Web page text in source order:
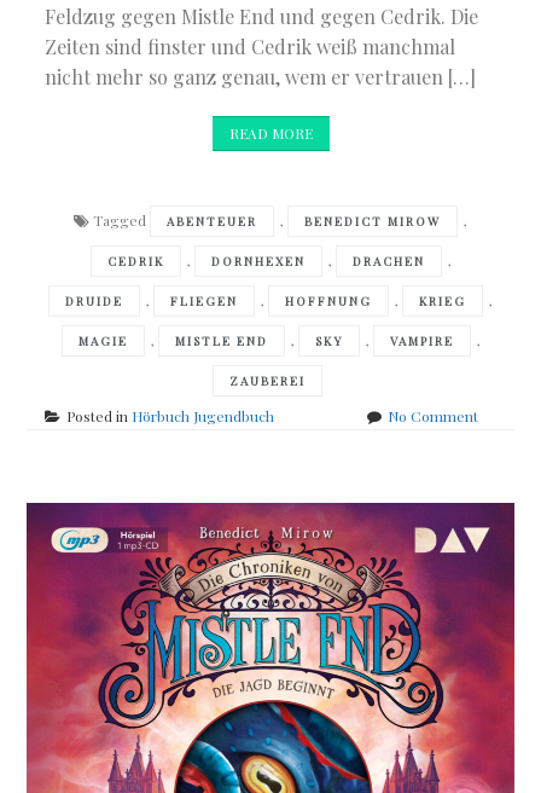
Feldzug gegen Mistle End und gegen Cedrik. Die
Zeiten sind finster und Cedrik weiß manchmal
nicht mehr so ganz genau, wem er vertrauen […]
READ MORE
Tagged ABENTEUER , BENEDICT MIROW ,
CEDRIK , DORNHEXEN , DRACHEN ,
DRUIDE , FLIEGEN , HOFFNUNG , KRIEG ,
MAGIE , MISTLE END , SKY , VAMPIRE ,
ZAUBEREI
Posted in Hörbuch Jugendbuch No Commenton
Die
von
Mistle
3